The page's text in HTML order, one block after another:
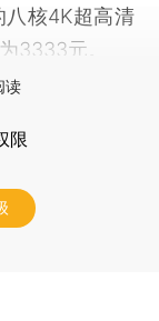
八核4K超高清
3333元。
读
限